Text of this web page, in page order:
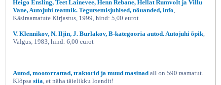
Heigo Ensling, Teet Lainevee, Henn Rebane, Hellat Rumvolt ja Villu
Vane, Autojuhi teatmik. Tegutsemisjuhised, nõuanded, info,
Käsiraamatute Kirjastus, 1999, hind: 5,00 eurot
V. Klennikov, N. Iljin, J. Burlakov, B-kategooria autod. Autojuhi õpik,
Valgus, 1983, hind: 6,00 eurot
Autod, mootorrattad, traktorid ja muud masinad all on 590 raamatut.
Klõpsa siia, et näha täielikku loendit!